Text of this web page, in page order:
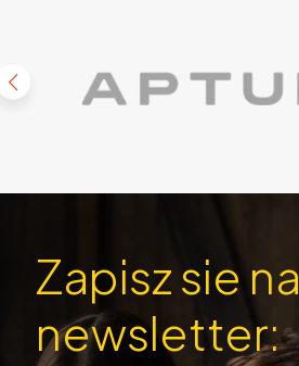
Zapisz sie na
newsletter: